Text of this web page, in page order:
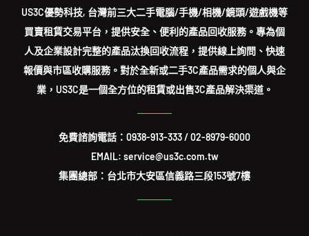
US3C優勢科技, 台灣前三大二手電腦/手機/相機/鏡頭/遊戲機等
買賣租賃交易平台，提供安全、便利的產品回收服務。專為個
人及企業設計完整的產品汰換回收流程，提供線上詢問、快速
報價與市區收購服務。對於全新或二手3C產品需求的個人與企
業，US3C是一個全方位的租賃或出售3C產品解決渠道。
免費諮詢電話： 0938-913-333/02-8979-6000
EMAIL: service@us3c.com.tw
集團總部：台北市大安區信義路三段153號7樓